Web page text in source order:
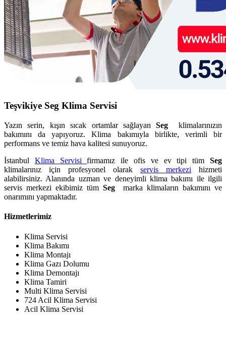
Teşvikiye Seg Klima Servisi
Yazın serin, kışın sıcak ortamlar sağlayanSeg klimalarınızın
bakımını da yapıyoruz. Klima bakımıyla birlikte, verimli bir
performans ve temiz hava kalitesi sunuyoruz.
İstanbul Klima Servisifirmamız ile ofis ve ev tipi tümSeg
klimalarınız için profesyonel olarak servis merkezi hizmeti
alabilirsiniz. Alanında uzman ve deneyimli klima bakımı ile ilgili
servis merkezi ekibimiz tüm Seg marka klimaların bakımını ve
onarımını yapmaktadır.
Hizmetlerimiz
Klima Servisi
Klima Bakımı
Klima Montajı
Klima Gazı Dolumu
Klima Demontajı
Klima Tamiri
Multi Klima Servisi
724 Acil Klima Servisi
Acil Klima Servisi